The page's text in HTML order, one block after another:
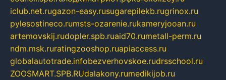
iclub.net.rugazon-easy.rusugarepilekb.rugrinox.ru
pylesostineco.rumsts-ozarenie.rukameryjooan.ru
artemovskij.rudopler.spb.ruaid70.rumetall-perm.ru
ndm.msk.ruratingzooshop.ruapiaccess.ru
globalautotrade.infobezverhovskoe.rudrsschool.ru
ZOOSMART.SPB.RUdalakony.rumedikijob.ru